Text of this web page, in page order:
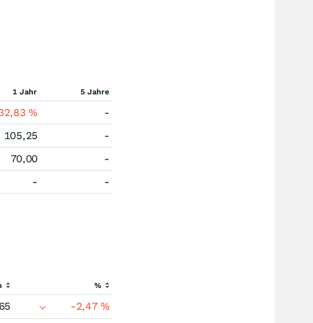
1 Jahr 5 Jahre
%
-
105,25
-
70,00
-
- -
%
-2,47%